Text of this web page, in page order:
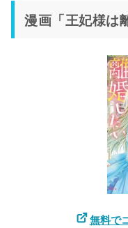
漫画「王妃様は
無料で